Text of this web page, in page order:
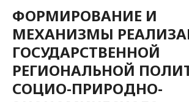
ФОРМИРОВАНИЕ И
МЕХАНИЗМЫ
ГОСУДАРСТВЕННОЙ
РЕГИОНАЛЬНОЙ
СОЦИО-ПРИРОДНО-